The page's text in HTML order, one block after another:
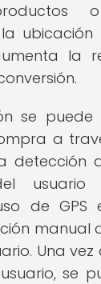
la
se
a
detección
usuario
de GPS
manual
Una vez
se